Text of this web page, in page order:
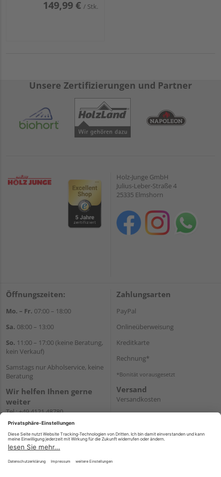
149,99 € / Stk.
Unsere Zertifizierungen und Partner
Holz-Junge GmbH
Julius-Leber-Straße 4
25335 Elmshorn
Öffnungszeiten:
Mo. – Fr. 07:00 – 18:00
Sa. 08:00 – 13:00
So. 11:00 – 17:00 (keine Beratung,
kein Verkauf)
Samstags nur Abholservice, keine
Beratung
Wir helfen Ihnen gerne
weiter
Tel.:+49 4121 48780
E-Mail:onlineshop@holz-
WhatsApp
Zahlungsarten
PayPal
Onlineüberweisung
Kreditkarte
Rechnung*
*Bonität vorausgesetzt
Versand
Versandkosten